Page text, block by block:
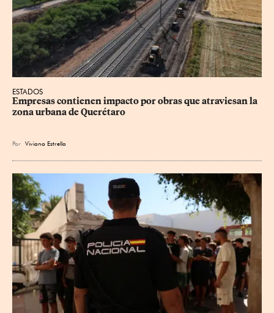
ESTADOS
Empresas contienen impacto por obras que atraviesan la
zona urbana de Querétaro
Por Viviana Estrella